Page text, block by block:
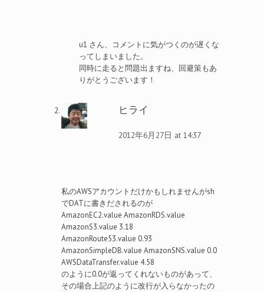
u1 さん、コメントに気がつくのが遅くな
ってしまいました。
同時に走ると問題出ますね、回避策もあ
りがとうございます！
ヒライ
2012年6月27日 at 14:37
私のAWSアカウントだけかもしれませんがsh
でDATに書きだされるのが
AmazonEC2.value AmazonRDS.value
AmazonS3.value 3.18
AmazonRoute53.value 0.93
AmazonSimpleDB.value AmazonSNS.value 0.0
AWSDataTransfer.value 4.58
のように0.0が返ってくれないものがあって、
その場合上記のように改行が入らなかったの